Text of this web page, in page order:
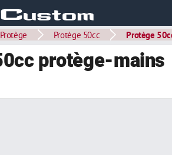
Protège Protège 50cc Protège
protège-mains